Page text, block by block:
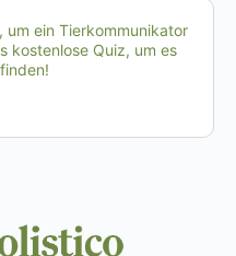
um ein Tierkommunikator
kostenlose Quiz, um es